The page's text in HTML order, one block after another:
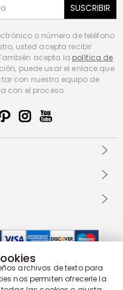
SUSCRIBIR
o número de teléfono
usted acepta recibir
acepta la política de
puede usar el enlace que
con nuestro equipo de
con el proceso.
archivos de texto para
nos permiten ofrecerle la